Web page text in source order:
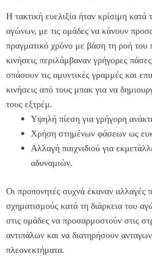
Η τακτική ευελιξία ήταν κρίσιμη κατά
αγώνων, με τις ομάδες να κάνουν
πραγματικό χρόνο με βάση τη ροή του
κινήσεις περιλάμβαναν γρήγορες
σπάσουν τις αμυντικές γραμμές και
κινήσεις από τους μπακ για να
τους εξτρέμ.
Υψηλή πίεση για γρήγορη
Χρήση στημένων φάσεων ως
Αλλαγή παιχνιδιού για
αδυναμιών.
Οι προπονητές συχνά έκαναν αλλαγές
σχηματισμούς κατά τη διάρκεια του
στις ομάδες να προσαρμοστούν στις
αντιπάλων και να διατηρήσουν
πλεονεκτήματα.